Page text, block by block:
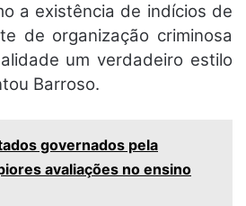
a existência de indícios de
de organização criminosa
um verdadeiro estilo
Barroso.
governados pela
avaliações no ensino